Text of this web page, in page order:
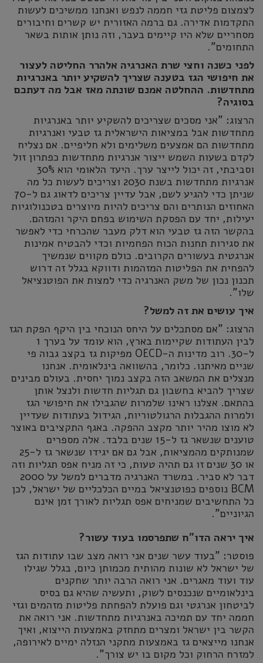
לצמצום פליטת גזי חממה לנפש ואנחנו ממשיכים לעשות
התקדמות אדירה. גם ברמה האזורית יש קשרים וחיבורים
מסחריים שלא היו קיימים בעבר, וזה נותן אותות בשאר
התחומים".
לפני כשנה וחצי שרת האנרגיה אלהרר החליטה לעצור
את חיפושי הגז בטענה שצריך להשקיע יותר באנרגיות
מתחדשות. ההחלטה אמנם שונתה מאז אבל מה דעתכם
בסוגיה?
הרצוג: "אני מסכים שצריכים להשקיע יותר באנרגיות
מתחדשות אבל במציאות הישראלית גז טבעי ואנרגיות
מתחדשות הם אמצעים משלימים ולא חליפיים. אם נצליח
לקדם בשעות השמש ייצור אנרגיות מתחדשות כפתרון זול
וסביבתי, זה יכול לייצר ערך. היעד הלאומי הוא 30%
אנרגיות מתחדשות בשנת 2030 וצריכים לעשות כל מה
שניתן כדי להגיע לשם, אבל עדיין צריכים לדאוג גם ל-70
האחוזים הנותרים והם צריכים להיות מיוצרים בטכנולוגיות
יעילות, יחד עם הפסקת השימוש בפחם היקר והמזהם.
בהקשר הזה גז טבעי הוא דלק מעבר שהכרחי כדי לאפשר
את סגירות תחנות הכוח הפחמיות וכדי להבטיח אמינות
אנרגטית בעשורים הקרובים. כולם מקווים שנמשיך
להפחית את הפליטות המזהמות ודווקא בגלל זה דרוש
תכנון נכון של משק האנרגיה כדי למצות את הפוטנציאל
שלו".
איך עושים את זה למשל?
הרצוג: "אם מסתכלים על היחס הנוכחי בין היקף הפקת הגז
לבין העתודות שקיימות בארץ, הוא עומד על בערך 1
ל-30. רוב מדינות ה-OECD מפיקות גז בקצב גבוה פי
שניים מאיתנו. כלומר, בהשוואה בינלאומית. אנחנו
מנצלים את המשאב הזה בקצב נמוך יחסית. בעולם מבינים
שצריך להביא בחשבון גם תגליות חדשות ולנצל אותן
בהתאם. אצלנו ראינו שלמרות שהגבילו את חיפושי הגז
ולמרות ההגבלות הרגולטוריות, הגידול בעתודות שעדיין
לא מוצו מהיר יותר מקצב ההפקה. באגף התקציבים באוצר
טוענים שנשאר גז ל-15 שנים בלבד. אלה מספרים
שמנותקים מהמציאות, אבל גם אם יגידו שנשאר גז ל-25
או 30 שנים זו גם תהיה טעות, כי זה מניח אפס תגליות וזה
דבר לא סביר. במשרד האנרגיה מדברים למשל על 2000
BCM נוספים כפוטנציאל במיים הכלכליים של ישראל, לכן
כל התחשיבים שמניחים אפס תגליות לאורך זמן אינם
הגיוניים".
איך יראה הדו"ח שתפרסמו בעוד עשור?
פוסטר: "בעוד עשר שנים אני רואה מצב שבו עתודות הגז
של ישראל לא שונות מהותית מכמותן כיום, בגלל שגילו
עוד ועוד מאגרים. אני רואה הרבה יותר שחקנים
בינלאומיים שנכנסים לשוק, ותעשיה שהיא גם בסיס
לביטחון אנרגטי וגם פועלת להפחתת פליטות מזהמים וגזי
חממה יחד עם תמיכה באנרגיות מתחדשות. אני רואה את
הקשר בין ישראל ומצרים מתחזק באמצעות הייצוא, ואיך
אנחנו מייצאים גז באמצעות מתקני הנזלה ימיים לאירופה,
למזרח הרחוק וכל מקום בו יש צורך".